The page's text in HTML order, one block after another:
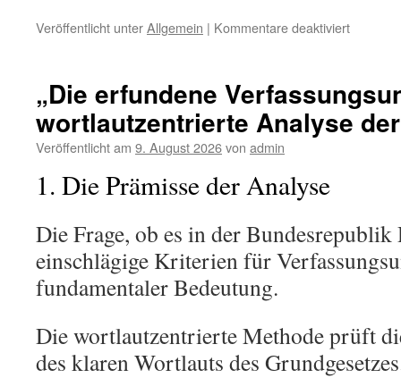
Veröffentlicht unterAllgemein | Kommentare deaktiviertfür
Wahl
–
Eine
von
„Die erfundene
wortlautzentrierte Analyse
Veröffentlicht am 9. August 2026von admin
1. Die Prämisse der Analyse
Die Frage, ob es in der Bundesrepublik
einschlägige Kriterien für
fundamentaler Bedeutung.
Die wortlautzentrierte Methode prüft
des klaren Wortlauts des